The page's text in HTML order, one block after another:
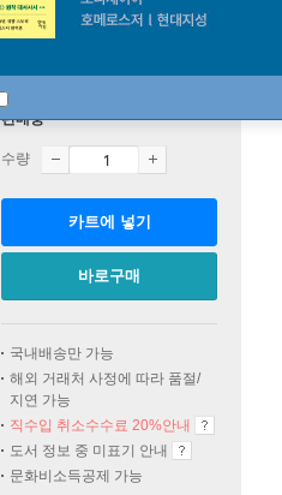
판매중
수량
카트에 넣기
바로구매
국내배송만 가능
해외 거래처 사정에 따라 품절/
지연 가능
직수입 취소수수료 20%안내
도서 정보 중 미표기 안내
문화비소득공제 가능